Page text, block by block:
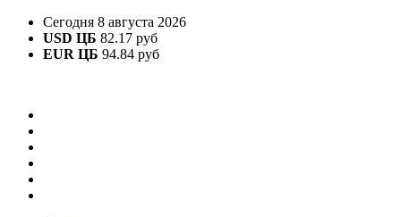
Сегодня 8 августа 2026
USD ЦБ 82.17 руб
EUR ЦБ 94.84 руб